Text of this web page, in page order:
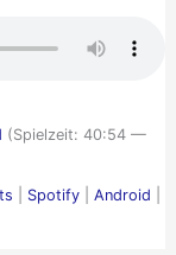
(Spielzeit: 40:54 —
Spotify| Android